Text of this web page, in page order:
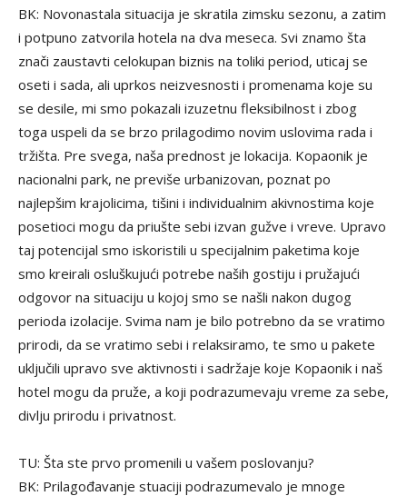
BK: Novonastala situacija je skratila zimsku sezonu, a zatim
i potpuno zatvorila hotela na dva meseca. Svi znamo šta
znači zaustavti celokupan biznis na toliki period, uticaj se
oseti i sada, ali uprkos neizvesnosti i promenama koje su
se desile, mi smo pokazali izuzetnu fleksibilnost i zbog
toga uspeli da se brzo prilagodimo novim uslovima rada i
tržišta. Pre svega, naša prednost je lokacija. Kopaonik je
nacionalni park, ne previše urbanizovan, poznat po
najlepšim krajolicima, tišini i individualnim akivnostima koje
posetioci mogu da priušte sebi izvan gužve i vreve. Upravo
taj potencijal smo iskoristili u specijalnim paketima koje
smo kreirali osluškujući potrebe naših gostiju i pružajući
odgovor na situaciju u kojoj smo se našli nakon dugog
perioda izolacije. Svima nam je bilo potrebno da se vratimo
prirodi, da se vratimo sebi i relaksiramo, te smo u pakete
uključili upravo sve aktivnosti i sadržaje koje Kopaonik i naš
hotel mogu da pruže, a koji podrazumevaju vreme za sebe,
divlju prirodu i privatnost.
TU: Šta ste prvo promenili u vašem poslovanju?
BK: Prilagođavanje stuaciji podrazumevalo je mnoge